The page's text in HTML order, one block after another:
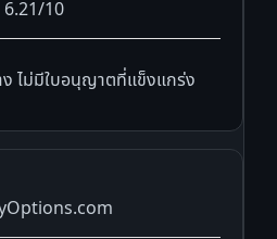
6.21/10
ไม่มีใบอนุญาตที่แข็งแกร่ง